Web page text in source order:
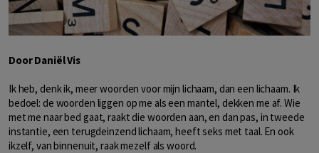
Door Daniël Vis
Ik heb, denk ik, meer woorden voor mijn lichaam, dan een lichaam. Ik
bedoel: de woorden liggen op me als een mantel, dekken me af. Wie
met me naar bed gaat, raakt die woorden aan, en dan pas, in tweede
instantie, een terugdeinzend lichaam, heeft seks met taal. En ook
ikzelf, van binnenuit, raak mezelf als woord.